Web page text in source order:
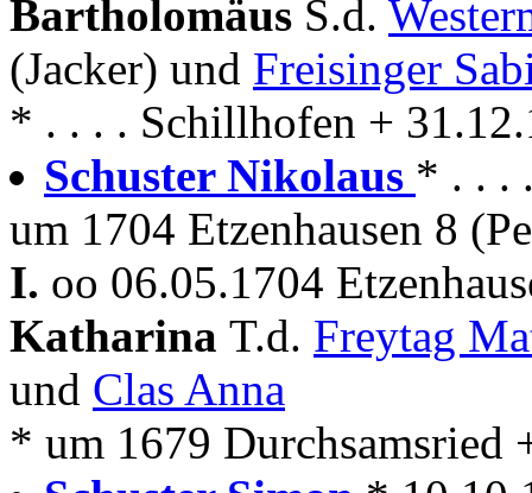
Bartholomäus S.d.
(Jacker) und Freisinger
* . . . . Schillhofen +
Schuster Nikolaus * . . .
um 1704 Etzenhausen 8
I. oo 06.05.1704
Katharina T.d. Freytag
und Clas Anna
* um 1679 Durchsamsried